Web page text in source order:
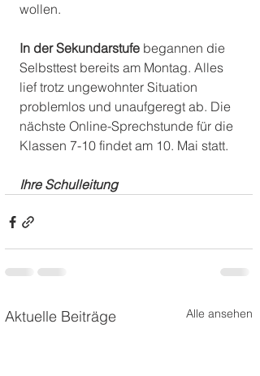
wollen.
In der Sekundarstufe begannen die
Selbsttest bereits am Montag. Alles
lief trotz ungewohnter Situation
problemlos und unaufgeregt ab. Die
nächste Online-Sprechstunde für die
Klassen 7-10 findet am 10. Mai statt.
Ihre Schulleitung
Aktuelle Beiträge Alle ansehen